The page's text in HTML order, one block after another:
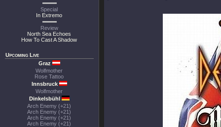
Special
In Extremo
Review
North Sea Echoes
How To Cast A Shadow
Upcoming Live
Graz
Wolfmother
Rose Tattoo
Innsbruck
Wolfmother
Dinkelsbühl
Arch Enemy (+21)
Arch Enemy (+21)
Arch Enemy (+21)
Arch Enemy (+21)